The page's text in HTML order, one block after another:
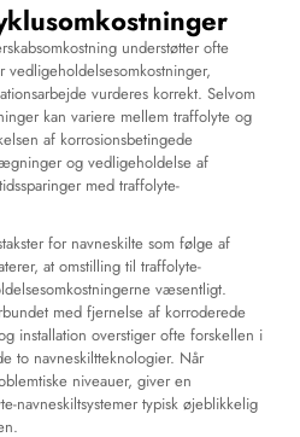
understøtter ofte
vedligeholdelsesomkostninger,
vurderes korrekt. Selvom
kan variere mellem traffolyte og
af korrosionsbetingede
og vedligeholdelse af
med traffolyte-
for navneskilte som følge af
at omstilling til traffolyte-
væsentligt.
med fjernelse af korroderede
installation overstiger ofte forskellen i
to navneskiltteknologier. Når
niveauer, giver en
navneskiltsystemer typisk øjeblikkelig